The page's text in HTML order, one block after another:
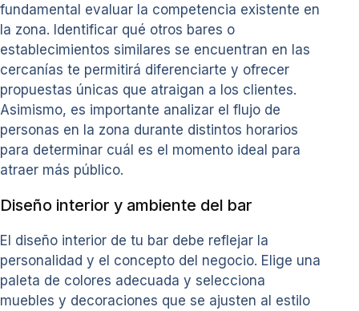
fundamental evaluar la competencia existente en
la zona. Identificar qué otros bares o
establecimientos similares se encuentran en las
cercanías te permitirá diferenciarte y ofrecer
propuestas únicas que atraigan a los clientes.
Asimismo, es importante analizar el flujo de
personas en la zona durante distintos horarios
para determinar cuál es el momento ideal para
atraer más público.
Diseño interior y ambiente del bar
El diseño interior de tu bar debe reflejar la
personalidad y el concepto del negocio. Elige una
paleta de colores adecuada y selecciona
muebles y decoraciones que se ajusten al estilo